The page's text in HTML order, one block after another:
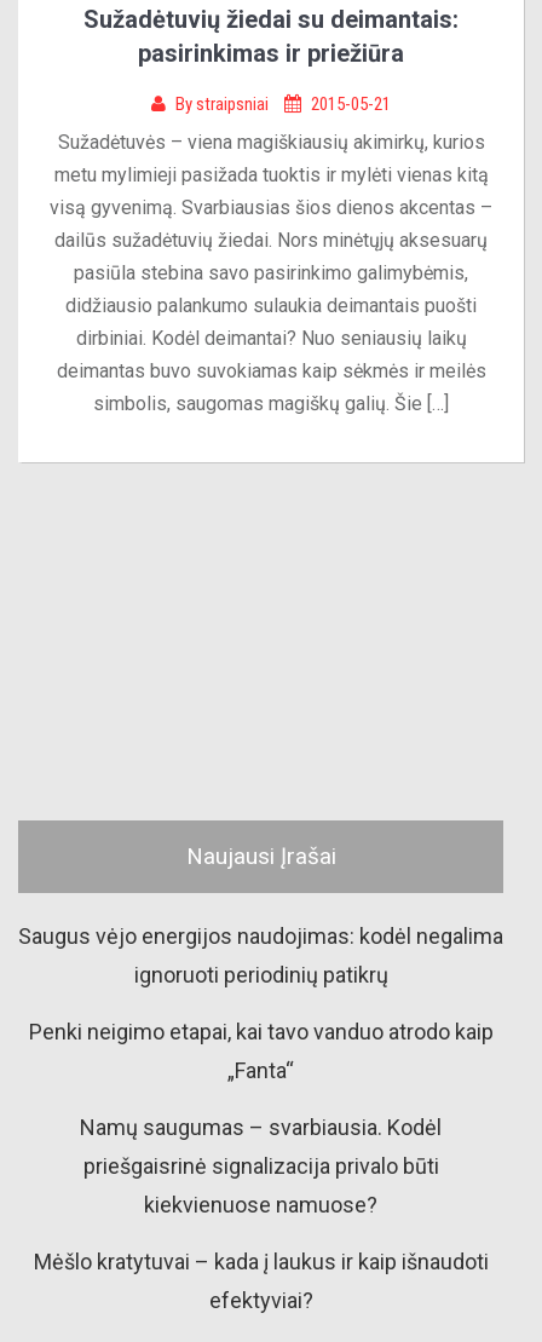
Sužadėtuvių žiedai su deimantais:
pasirinkimas ir priežiūra
Bystraipsniai 2015-05-21
Sužadėtuvės – viena magiškiausių akimirkų, kurios
metu mylimieji pasižada tuoktis ir mylėti vienas kitą
visą gyvenimą. Svarbiausias šios dienos akcentas –
dailūs sužadėtuvių žiedai. Nors minėtųjų aksesuarų
pasiūla stebina savo pasirinkimo galimybėmis,
didžiausio palankumo sulaukia deimantais puošti
dirbiniai. Kodėl deimantai? Nuo seniausių laikų
deimantas buvo suvokiamas kaip sėkmės ir meilės
simbolis, saugomas magiškų galių. Šie […]
Naujausi Įrašai
Saugus vėjo energijos naudojimas: kodėl negalima
ignoruoti periodinių patikrų
Penki neigimo etapai, kai tavo vanduo atrodo kaip
„Fanta“
Namų saugumas – svarbiausia. Kodėl
priešgaisrinė signalizacija privalo būti
kiekvienuose namuose?
Mėšlo kratytuvai – kada į laukus ir kaip išnaudoti
efektyviai?